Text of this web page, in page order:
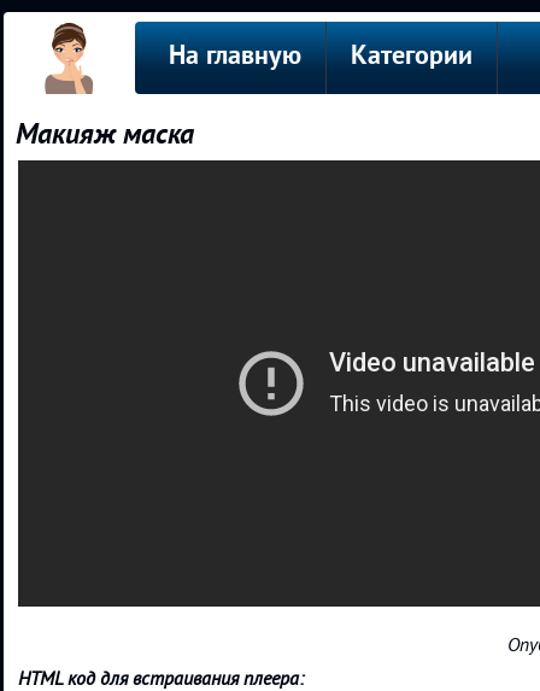
На главную Категории
Макияж маска
HTML код для встраивания плеера: